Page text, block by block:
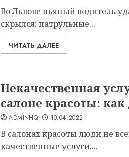
Во Львове пьяный водитель
скрылся: патрульные...
ЧИТАТЬ ДАЛЕЕ
Некачественная
салоне красоты: как
ADMINHQ 10.04.2022
В салонах красоты люди не
качественные услуги....